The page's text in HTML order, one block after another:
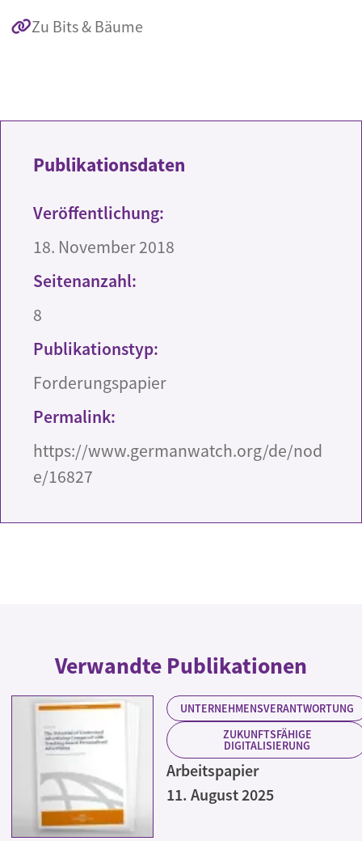
Zu Bits & Bäume
Publikationsdaten
Veröffentlichung:
18. November 2018
Seitenanzahl:
8
Publikationstyp:
Forderungspapier
Permalink:
https://www.germanwatch.org/de/nod
e/16827
Verwandte Publikationen
UNTERNEHMENSVERANTWORTUNG
ZUKUNFTSFÄHIGE
DIGITALISIERUNG
Arbeitspapier
11. August 2025